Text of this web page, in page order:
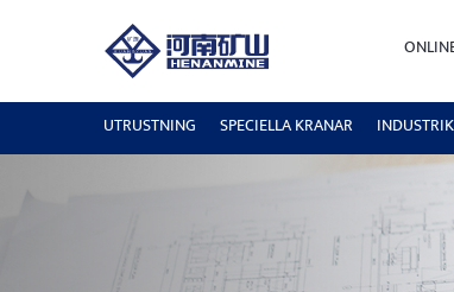
UTRUSTNING SPECIELLA KRANAR